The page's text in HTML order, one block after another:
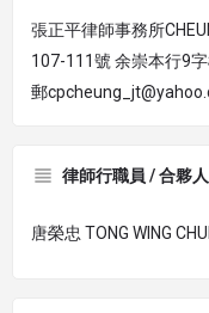
張正平律師事務所
107-111號 余崇本行9
郵
律師行職員 / 合夥人
唐榮忠 TONG WING